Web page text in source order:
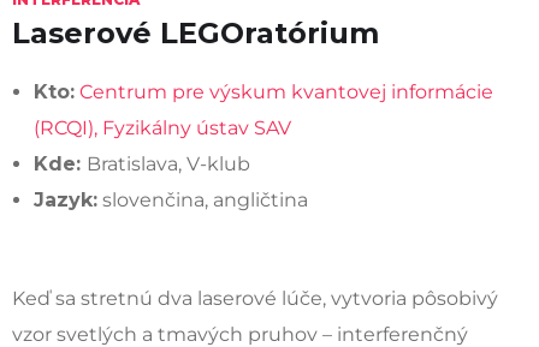
Laserové LEGOratórium
Kto: Centrum pre výskum kvantovej informácie
(RCQI), Fyzikálny ústav SAV
Kde: Bratislava, V-klub
Jazyk: slovenčina, angličtina
Keď sa stretnú dva laserové lúče, vytvoria pôsobivý
vzor svetlých a tmavých pruhov – interferenčný